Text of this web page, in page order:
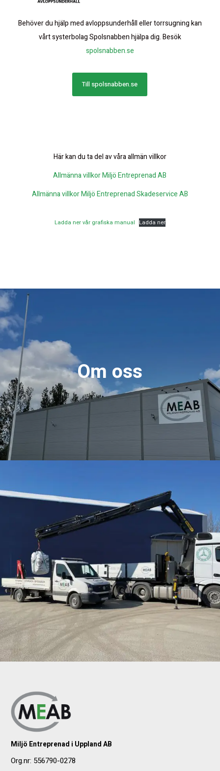
Behöver du hjälp med avloppsunderhåll eller torrsugning kan
vårt systerbolag Spolsnabben hjälpa dig. Besök
spolsnabben.se
Till spolsnabben.se
Här kan du ta del av våra allmän villkor
Allmänna villkor Miljö Entreprenad AB
Allmänna villkor Miljö Entreprenad Skadeservice AB
Ladda ner vår grafiska manual Ladda ner
Om oss
Miljö Entreprenad i Uppland AB
Org.nr: 556790-0278